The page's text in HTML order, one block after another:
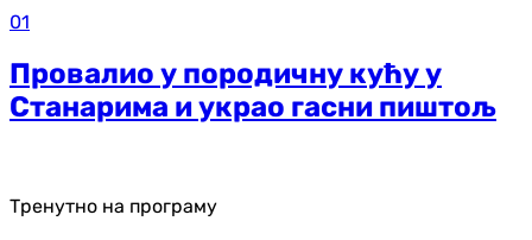
01
Провалио у породичну кућу у
Станарима и украо гасни пиштољ
Тренутно на програму